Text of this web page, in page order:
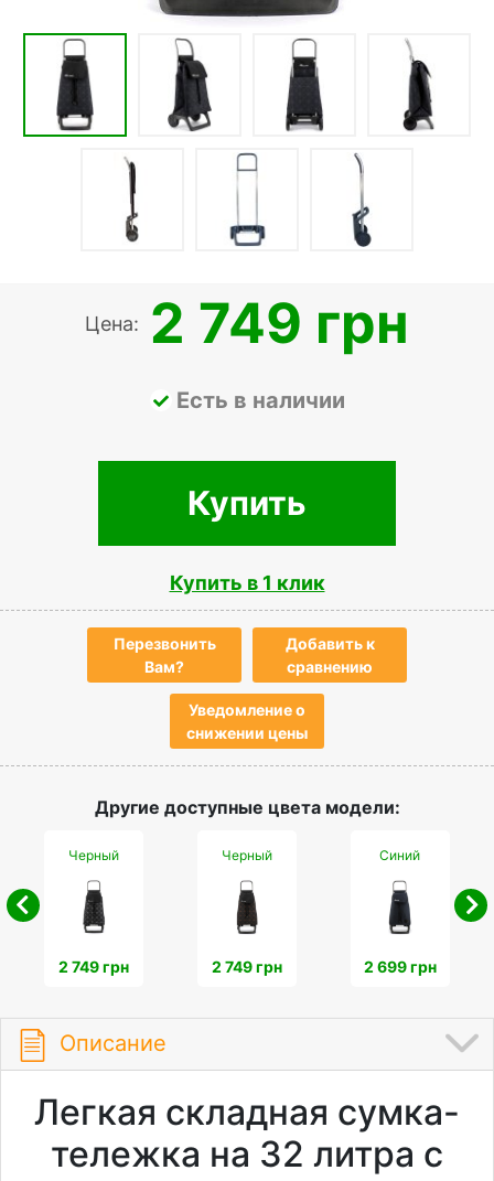
Цена: 2 749 грн
Есть в наличии
Купить
Купить в 1 клик
Перезвонить
Вам?
Добавить к
сравнению
Уведомление о
снижении цены
Другие доступные цвета модели:
Черный
2 749 грн
Черный
2 749 грн
Синий
2 699 грн
Описание
Легкая складная сумка-
тележка на 32 литра с